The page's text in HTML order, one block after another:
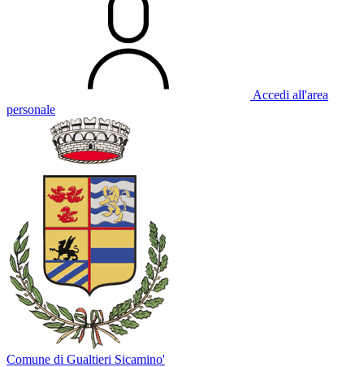
Accedi all'area
personale
Comune di Gualtieri Sicamino'